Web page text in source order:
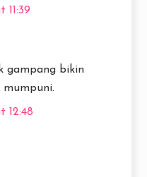
11:39
gampang bikin
12:48